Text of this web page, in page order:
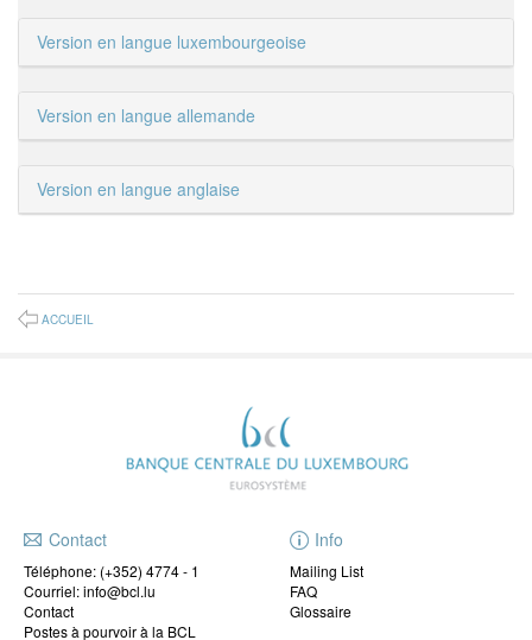
Version en langue luxembourgeoise
Version en langue allemande
Version en langue anglaise
ACCUEIL
Contact
Téléphone: (+352) 4774 - 1
Courriel: info@bcl.lu
Contact
Postes à pourvoir à la BCL
Info
Mailing List
FAQ
Glossaire